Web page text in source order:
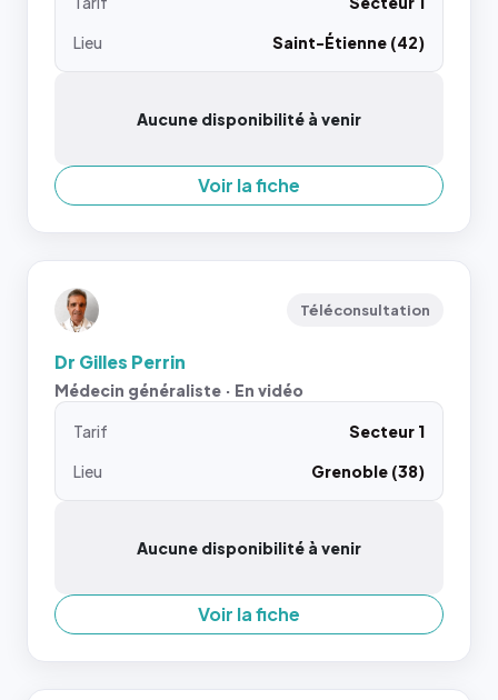
Lieu
Saint-Étienne (42)
Aucune disponibilité à venir
Voir la fiche
Téléconsultation
Dr Gilles Perrin
Médecin généraliste · En vidéo
Tarif
Secteur 1
Lieu
Grenoble (38)
Aucune disponibilité à venir
Voir la fiche